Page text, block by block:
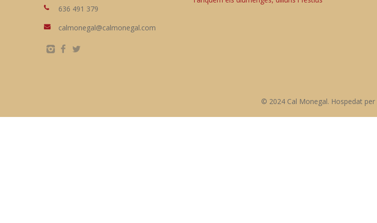
636 491 379
calmonegal@calmonegal.com
© 2024 Cal Monegal. Hospedat per